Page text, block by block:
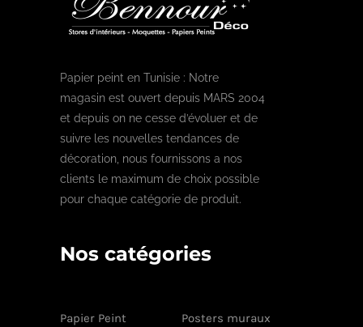
Papier peint en Tunisie : Notre
magasin est ouvert depuis MARS 2004
et depuis on ne cesse d’évoluer et de
suivre les nouvelles tendances de
décoration, nous fournissons a nos
clients le maximum de choix possible
pour chaque catégorie de produit.
Nos catégories
Papier Peint
Posters muraux